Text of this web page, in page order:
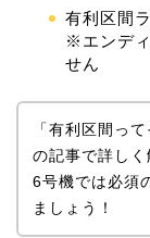
有利区間
※エンデ
せん
「有利区間っ
の記事で詳しく
6号機では必須
ましょう！